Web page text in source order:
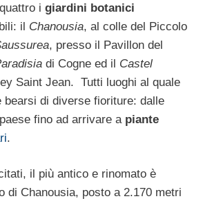
i giardini botanici
il Chanousia, al colle del Piccolo
, presso il Pavillon del
di Cogne ed il Castel
Saint Jean. Tutti luoghi al quale
bearsi di diverse fioriture: dalle
fino ad arrivare a piante
.
il più antico e rinomato è
di Chanousia, posto a 2.170 metri